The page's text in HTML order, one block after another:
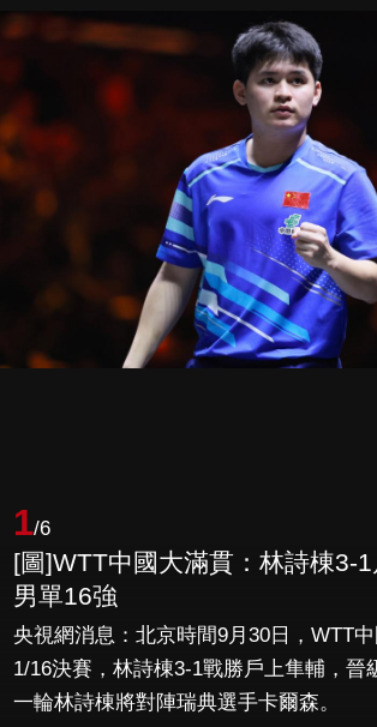
1/6
[圖]WTT中國大滿貫：林詩棟3-
男單16強
央視網消息：北京時間9月30日，WTT
1/16決賽，林詩棟3-1戰勝戶上隼輔，晉
一輪林詩棟將對陣瑞典選手卡爾森。